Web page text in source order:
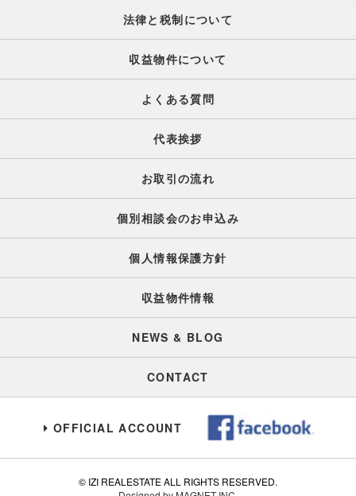
法律と税制について
収益物件について
よくある質問
代表挨拶
お取引の流れ
個別相談会のお申込み
個人情報保護方針
収益物件情報
NEWS & BLOG
CONTACT
OFFICIAL ACCOUNT
© IZI REALESTATE ALL RIGHTS RESERVED.